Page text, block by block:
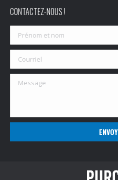
CONTACTEZ-NOUS !